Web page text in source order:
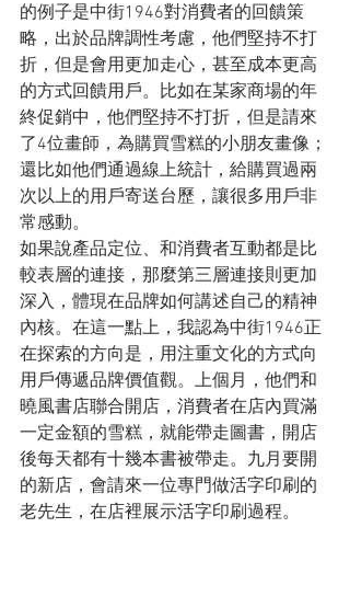
的例子是中街1946對消費者的回饋策
略，出於品牌調性考慮，他們堅持不打
折，但是會用更加走心，甚至成本更高
的方式回饋用戶。比如在某家商場的年
終促銷中，他們堅持不打折，但是請來
了4位畫師，為購買雪糕的小朋友畫像；
還比如他們通過線上統計，給購買過兩
次以上的用戶寄送台歷，讓很多用戶非
常感動。
如果說產品定位、和消費者互動都是比
較表層的連接，那麼第三層連接則更加
深入，體現在品牌如何講述自己的精神
內核。在這一點上，我認為中街1946正
在探索的方向是，用注重文化的方式向
用戶傳遞品牌價值觀。上個月，他們和
曉風書店聯合開店，消費者在店內買滿
一定金額的雪糕，就能帶走圖書，開店
後每天都有十幾本書被帶走。九月要開
的新店，會請來一位專門做活字印刷的
老先生，在店裡展示活字印刷過程。